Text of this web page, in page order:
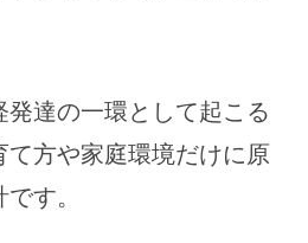
達の一環として起こる
て方や家庭環境だけに原
す。